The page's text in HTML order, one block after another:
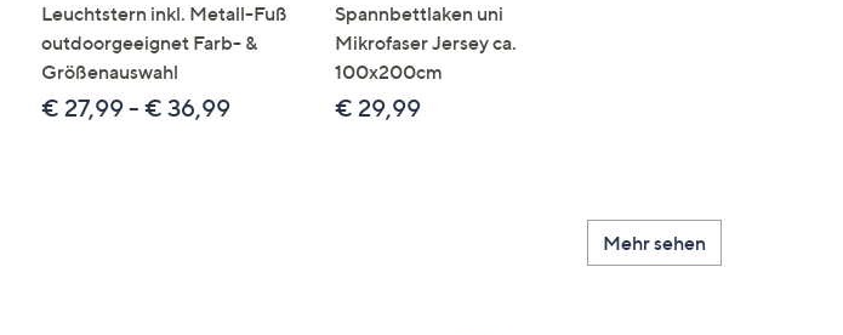
Leuchtstern inkl. Metall-Fuß
outdoorgeeignet Farb- &
Größenauswahl
€ 27,99 - € 36,99
Spannbettlaken uni
Mikrofaser Jersey ca.
100x200cm
€ 29,99
Mehr sehen